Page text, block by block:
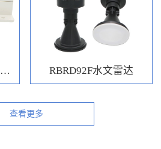
RBRD90 80GHZ调频毫米波水位计 RBRD92F水文雷达
查看更多